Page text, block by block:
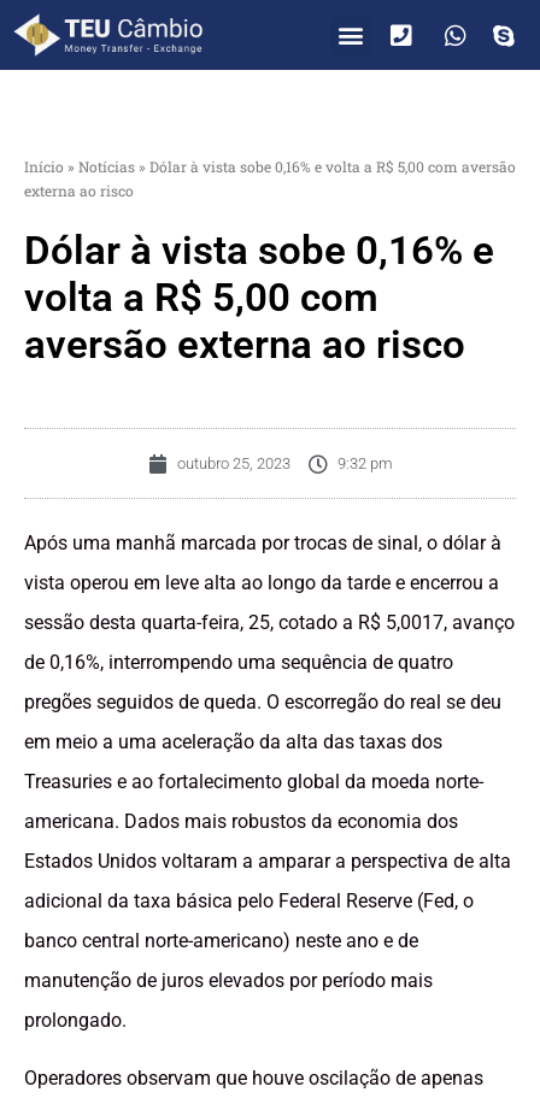
Início » Notícias » Dólar à vista sobe 0,16% e volta a R$ 5,00 com aversão
externa ao risco
Dólar à vista sobe 0,16% e
volta a R$ 5,00 com
aversão externa ao risco
outubro 25, 2023 9:32 pm
Após uma manhã marcada por trocas de sinal, o dólar à
vista operou em leve alta ao longo da tarde e encerrou a
sessão desta quarta-feira, 25, cotado a R$ 5,0017, avanço
de 0,16%, interrompendo uma sequência de quatro
pregões seguidos de queda. O escorregão do real se deu
em meio a uma aceleração da alta das taxas dos
Treasuries e ao fortalecimento global da moeda norte-
americana. Dados mais robustos da economia dos
Estados Unidos voltaram a amparar a perspectiva de alta
adicional da taxa básica pelo Federal Reserve (Fed, o
banco central norte-americano) neste ano e de
manutenção de juros elevados por período mais
prolongado.
Operadores observam que houve oscilação de apenas